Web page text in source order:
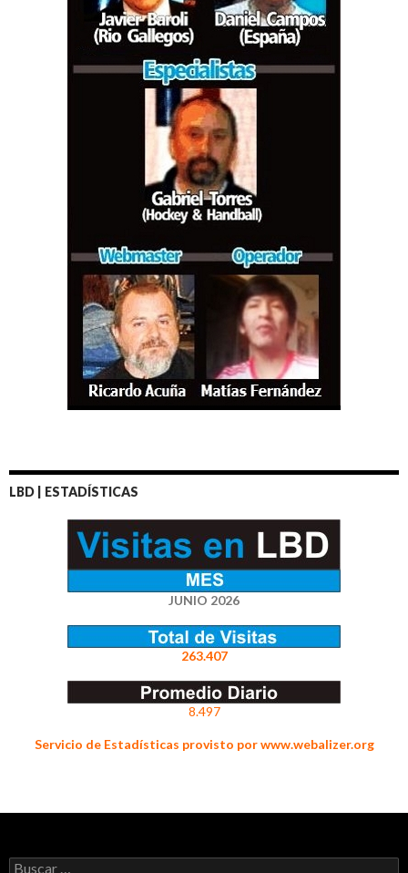
LBD | ESTADÍSTICAS
JUNIO 2026
263.407
8.497
Servicio de Estadísticas provisto por www.webalizer.org
Buscar: